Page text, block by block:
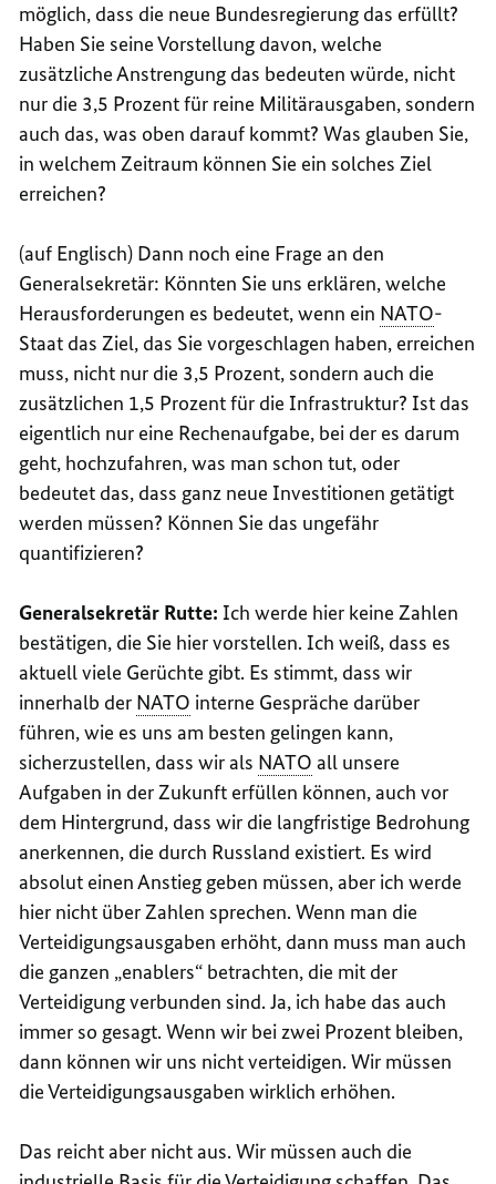
möglich, dass die neue Bundesregierung das erfüllt?
Haben Sie seine Vorstellung davon, welche
zusätzliche Anstrengung das bedeuten würde, nicht
nur die 3,5 Prozent für reine Militärausgaben, sondern
auch das, was oben darauf kommt? Was glauben Sie,
in welchem Zeitraum können Sie ein solches Ziel
erreichen?
(auf Englisch) Dann noch eine Frage an den
Generalsekretär: Könnten Sie uns erklären, welche
Herausforderungen es bedeutet, wenn ein NATO-
Staat das Ziel, das Sie vorgeschlagen haben, erreichen
muss, nicht nur die 3,5 Prozent, sondern auch die
zusätzlichen 1,5 Prozent für die Infrastruktur? Ist das
eigentlich nur eine Rechenaufgabe, bei der es darum
geht, hochzufahren, was man schon tut, oder
bedeutet das, dass ganz neue Investitionen getätigt
werden müssen? Können Sie das ungefähr
quantifizieren?
Generalsekretär Rutte:Ich werde hier keine Zahlen
bestätigen, die Sie hier vorstellen. Ich weiß, dass es
aktuell viele Gerüchte gibt. Es stimmt, dass wir
innerhalb der NATO interne Gespräche darüber
führen, wie es uns am besten gelingen kann,
sicherzustellen, dass wir als NATO all unsere
Aufgaben in der Zukunft erfüllen können, auch vor
dem Hintergrund, dass wir die langfristige Bedrohung
anerkennen, die durch Russland existiert. Es wird
absolut einen Anstieg geben müssen, aber ich werde
hier nicht über Zahlen sprechen. Wenn man die
Verteidigungsausgaben erhöht, dann muss man auch
die ganzen „enablers“ betrachten, die mit der
Verteidigung verbunden sind. Ja, ich habe das auch
immer so gesagt. Wenn wir bei zwei Prozent bleiben,
dann können wir uns nicht verteidigen. Wir müssen
die Verteidigungsausgaben wirklich erhöhen.
Das reicht aber nicht aus. Wir müssen auch die